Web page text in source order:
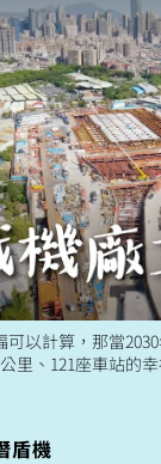
可以計算，那當
公里、121座車站
盾機